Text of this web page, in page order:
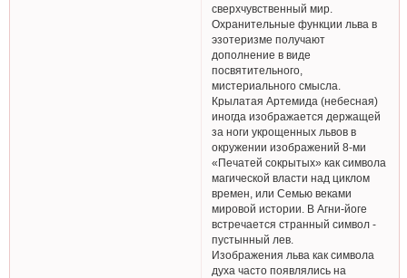
сверхчувственный мир.
Охранительные функции льва в
эзотеризме получают
дополнение в виде
посвятительного,
мистериального смысла.
Крылатая Артемида (небесная)
иногда изображается держащей
за ноги укрощенных львов в
окружении изображений 8-ми
«Печатей сокрытых» как символа
магической власти над циклом
времен, или Семью веками
мировой истории. В Агни-йоге
встречается странный символ -
пустынный лев.
Изображения льва как символа
духа часто появлялись на